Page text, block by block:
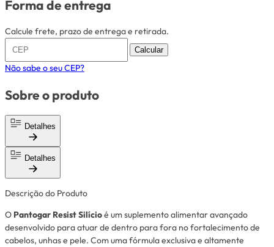
Forma de entrega
Calcule frete, prazo de entrega e retirada.
Calcular
Não sabe o seu CEP?
Sobre o produto
Detalhes
Detalhes
Descrição do Produto
O Pantogar Resist Silícioé um suplemento alimentar avançado
desenvolvido para atuar de dentro para fora no fortalecimento de
cabelos, unhas e pele. Com uma fórmula exclusiva e altamente